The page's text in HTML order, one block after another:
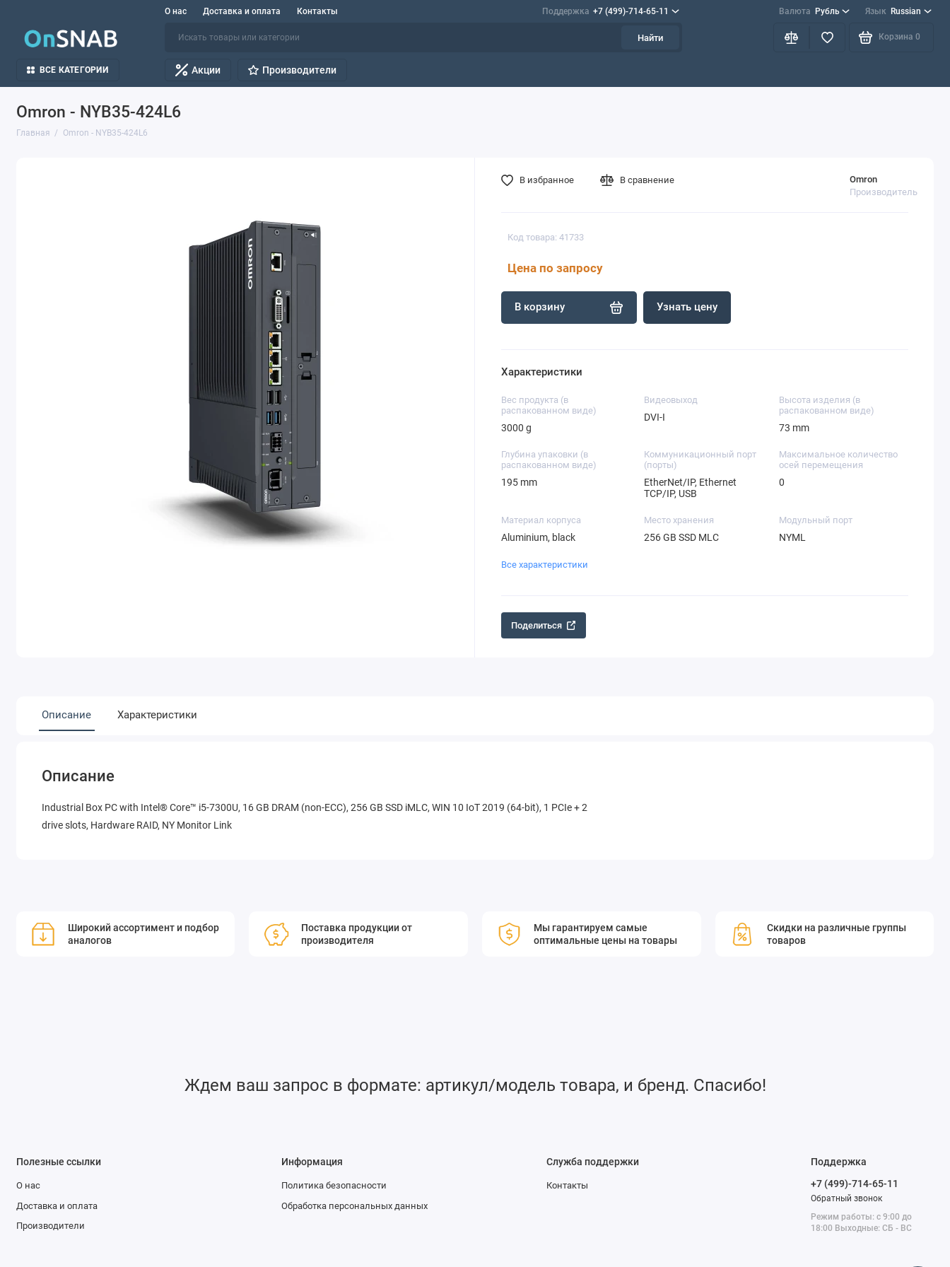
О нас Доставка и оплата Контакты Поддержка +7 (499)-714-65-11 Валюта Рубль Язык Russian
Найти Корзина 0
ВСЕ КАТЕГОРИИ Акции Производители
Omron - NYB35-424L6
Главная Omron - NYB35-424L6
Код товара: 41733
Цена по запросу
Omron
Производитель
В корзину Узнать цену
В избранное В сравнение
Характеристики
Вес продукта (в
распакованном виде)
3000 g
Видеовыход
DVI-I
Высота изделия (в
распакованном виде)
73 mm
Глубина упаковки (в
распакованном виде)
195 mm
Коммуникационный порт
(порты)
EtherNet/IP, Ethernet
TCP/IP, USB
Максимальное количество
осей перемещения
0
Материал корпуса
Aluminium, black
Место хранения
256 GB SSD MLC
Модульный порт
NYML
Все характеристики
Поделиться
Описание Характеристики
Описание
Industrial Box PC with Intel® Core™ i5-7300U, 16 GB DRAM (non-ECC), 256 GB SSD iMLC, WIN 10 IoT 2019 (64-bit), 1 PCIe + 2
drive slots, Hardware RAID, NY Monitor Link
Широкий ассортимент и подбор
аналогов
Поставка продукции от
производителя
Мы гарантируем самые
оптимальные цены на товары
Скидки на различные группы
товаров
Ждем ваш запрос в формате: артикул/модель товара, и бренд. Спасибо!
Полезные ссылки
О нас
Доставка и оплата
Производители
Информация
Политика безопасности
Обработка персональных данных
Служба поддержки
Контакты
Поддержка
+7 (499)-714-65-11
Обратный звонок
Режим работы: с 9:00 до
18:00 Выходные: СБ - ВС